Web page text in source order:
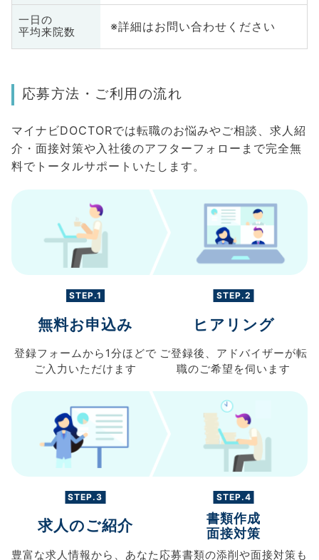
一日の
平均来院数
※詳細はお問い合わせください
応募方法・ご利用の流れ
マイナビDOCTORでは転職のお悩みやご相談、求人紹
介・面接対策や入社後のアフターフォローまで完全無
料でトータルサポートいたします。
STEP.1
無料お申込み
登録フォームから 1分ほどで
ご入力 いただけます
STEP.2
ヒアリング
ご登録後、 アドバイザーが転
職のご希望を伺います
STEP.3
求人のご紹介
豊富な求人情報から、 あなた
STEP.4
書類作成
面接対策
応募書類の添削や面接対策も